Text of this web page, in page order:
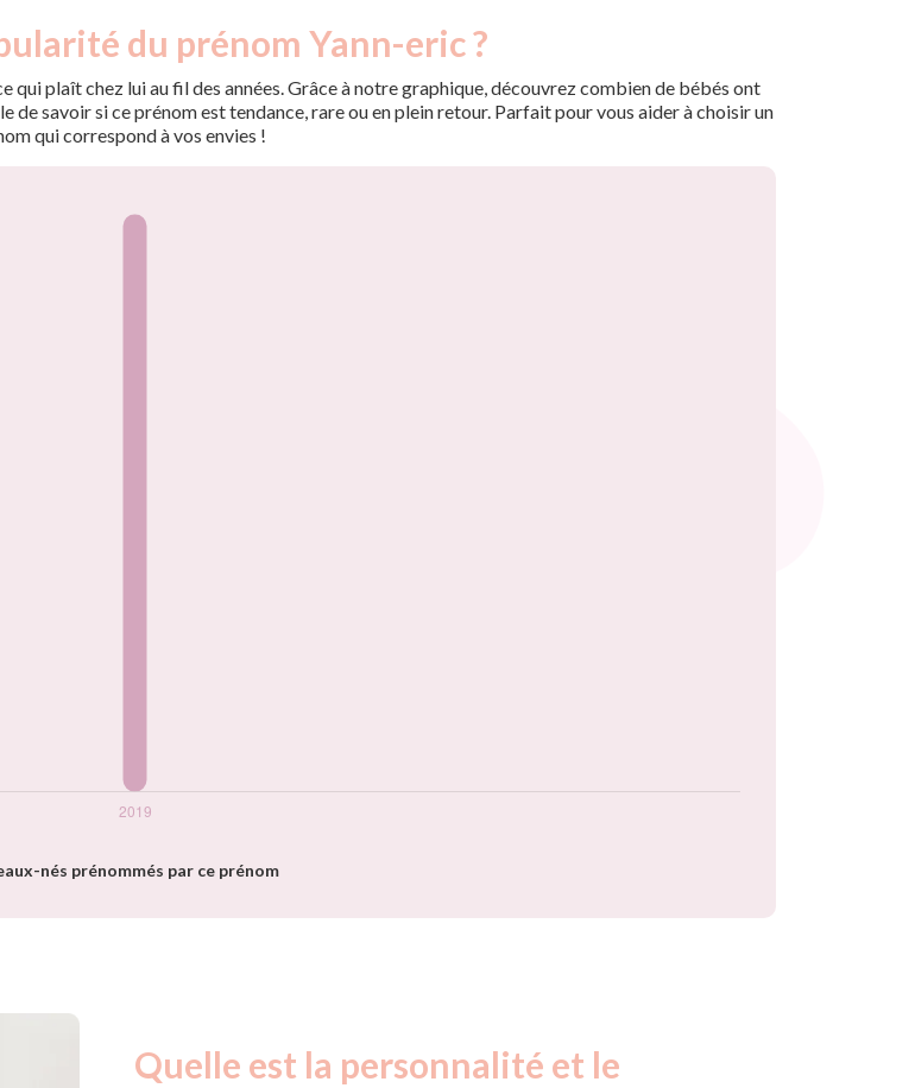
du prénom Yann-eric ?
qui plaît chez lui au fil des années. Grâce à notre graphique, découvrez combien de bébés ont
de savoir si ce prénom est tendance, rare ou en plein retour. Parfait pour vous aider à choisir un
qui correspond à vos envies !
nés prénommés par ce prénom
Quelle est la personnalité et le